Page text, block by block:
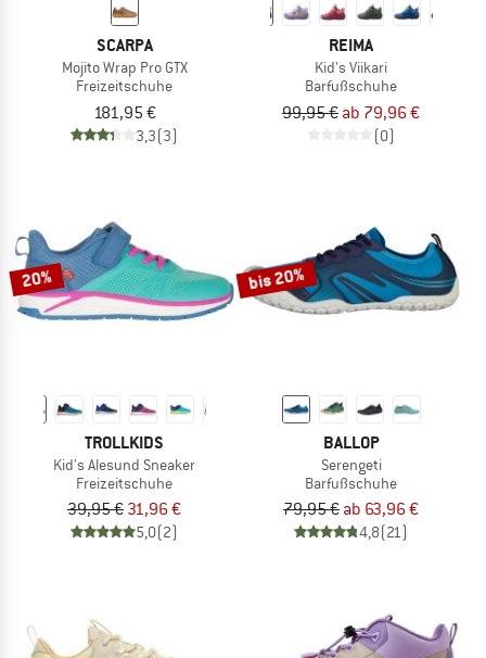
SCARPA
Mojito Wrap Pro GTX
Freizeitschuhe
181,95 €
3,3(3)
REIMA
Kid's Viikari
Barfußschuhe
99,95 € ab 79,96 €
(0)
20%
TROLLKIDS
Kid's Alesund Sneaker
Freizeitschuhe
39,95 € 31,96 €
5,0(2)
bis 20%
BALLOP
Serengeti
Barfußschuhe
79,95 € ab 63,96 €
4,8(21)